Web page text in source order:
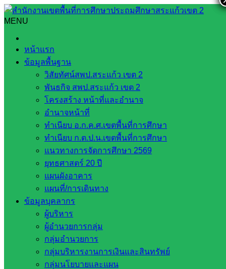
Skip
to
content
MENU
หน้าแรก
ข้อมูลพื้นฐาน
วิสัยทัศน์สพป.สระแก้ว เขต 2
พันธกิจ สพป.สระแก้ว เขต 2
โครงสร้าง หน้าที่และอำนาจ
อำนาจหน้าที่
ทำเนียบ อ.ก.ค.ศ.เขตพื้นที่การศึกษา
ทำเนียบ ก.ต.ป.น.เขตพื้นที่การศึกษา
แนวทางการจัดการศึกษา 2569
ยุทธศาสตร์ 20 ปี
แผนผังอาคาร
แผนที่/การเดินทาง
ข้อมูลบุคลากร
ผู้บริหาร
ผู้อำนวยการกลุ่ม
กลุ่มอำนวยการ
กลุ่มบริหารงานการเงินและสินทรัพย์
กลุ่มนโยบายและแผน
Search
พิธีทบทวนคำปฏิญาณและสวนสนาม
พิธีทบทวนคำปฏิญาณและสวนสนาม
กรกฎาคม 5, 2022 กรกฎาคม 5, 2022
Bannongrua
กลุ่มนครินทร์
วันพุธที่ 29 มิถุนายน 2565
โรงเรียนบ้านหนองเรือนำคณะครูนักเรียนเข้าร่วมกิจกรรมเนื่อง
ในพิธีทบทวนคำปฏิญาณและสวนสนาม วันคล้ายวันสถาปนา
คณะลูกเสือแห่งชาติ วันที่ 1 กรกฎาคม ของทุกปี ณ โรงเรียน
ช่องกุ่มวิทยา ต.ช่องกุ่ม อ.วัมนานคร จ.สระแก้ว
ภาพ : นางสาวรุ่งนภา อ่วมฝัก